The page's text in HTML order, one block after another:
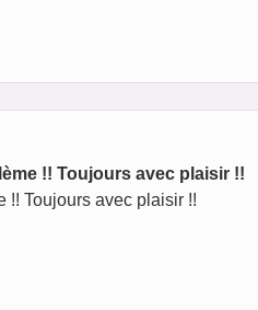
!! Toujours avec plaisir !!
!! Toujours avec plaisir !!